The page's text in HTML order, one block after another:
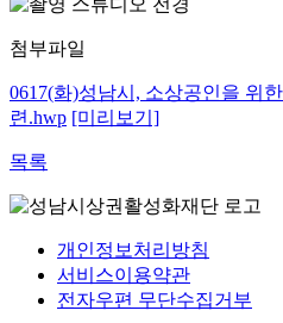
첨부파일
0617(화)성남시, 소상공인을 위
련.hwp [미리보기]
목록
개인정보처리방침
서비스이용약관
전자우편 무단수집거부